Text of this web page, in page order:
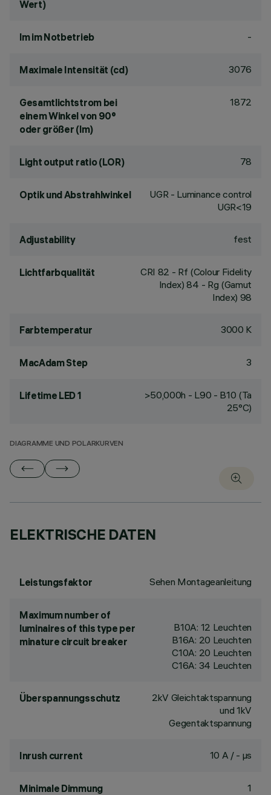
Wert)
lm im Notbetrieb -
Maximale Intensität (cd) 3076
Gesamtlichtstrom bei
einem Winkel von 90°
oder größer (lm)
1872
Light output ratio (LOR) 78
Optik und Abstrahlwinkel
UGR - Luminance control
UGR<19
Adjustability fest
Lichtfarbqualität CRI 82 - Rf (Colour Fidelity
Index) 84 - Rg (Gamut
Index) 98
Farbtemperatur 3000 K
MacAdam Step 3
Lifetime LED 1
>50,000h - L90 - B10 (Ta
25°C)
DIAGRAMME UND POLARKURVEN
ELEKTRISCHE DATEN
Leistungsfaktor Sehen Montageanleitung
Maximum number of
luminaires of this type per
minature circuit breaker
B10A: 12 Leuchten
B16A: 20 Leuchten
C10A: 20 Leuchten
C16A: 34 Leuchten
Überspannungsschutz
2kV Gleichtaktspannung
und 1kV
Gegentaktspannung
Inrush current 10 A / - µs
Minimale Dimmung 1